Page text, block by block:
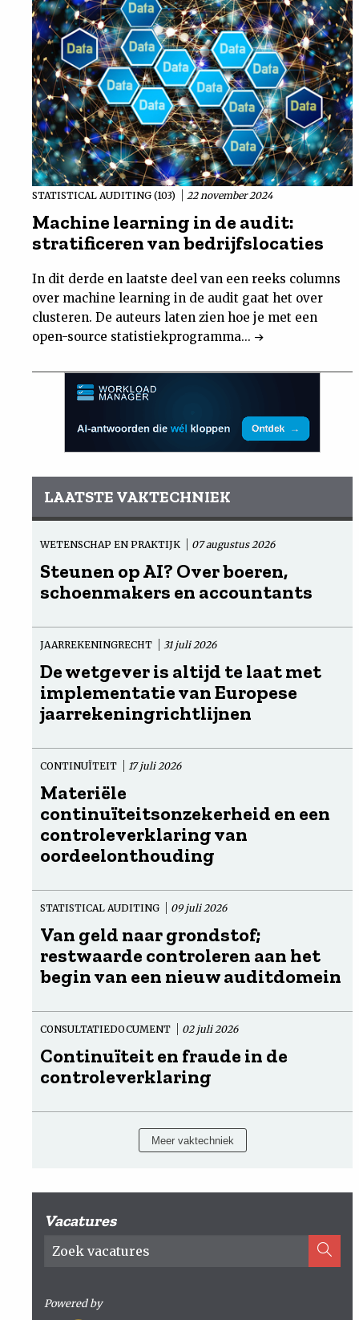
STATISTICAL AUDITING (103) 22 november 2024
Machine learning in de audit:
stratificeren van bedrijfslocaties
In dit derde en laatste deel van een reeks columns
over machine learning in de audit gaat het over
clusteren. De auteurs laten zien hoe je met een
open-source statistiekprogramma...
LAATSTE VAKTECHNIEK
WETENSCHAP EN PRAKTIJK 07 augustus 2026
Steunen op AI? Over boeren,
schoenmakers en accountants
JAARREKENINGRECHT 31 juli 2026
De wetgever is altijd te laat met
implementatie van Europese
jaarrekeningrichtlijnen
CONTINUÏTEIT 17 juli 2026
Materiële
continuïteitsonzekerheid en een
controleverklaring van
oordeelonthouding
STATISTICAL AUDITING 09 juli 2026
Van geld naar grondstof;
restwaarde controleren aan het
begin van een nieuw auditdomein
CONSULTATIEDOCUMENT 02 juli 2026
Continuïteit en fraude in de
controleverklaring
Meer vaktechniek
Vacatures
Powered by